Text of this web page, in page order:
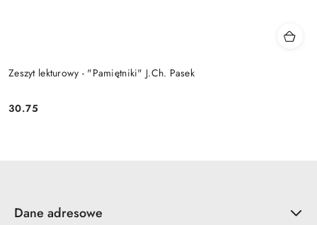
Zeszyt lekturowy - "Pamiętniki" J.Ch. Pasek
Cena:
30.75
Dane adresowe